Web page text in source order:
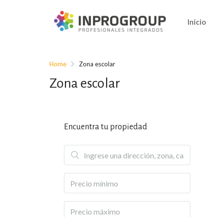
Inicio
Home Zona escolar
Zona escolar
Encuentra tu propiedad